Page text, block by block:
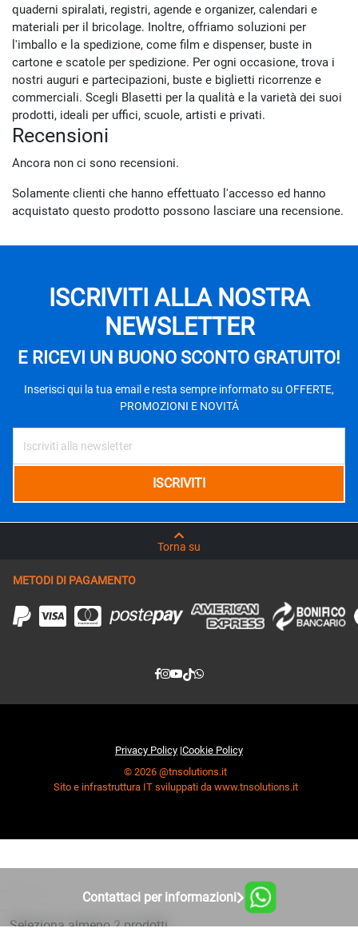
quaderni spiralati, registri, agende e organizer, calendari e
materiali per il bricolage. Inoltre, offriamo soluzioni per
l'imballo e la spedizione, come film e dispenser, buste in
cartone e scatole per spedizione. Per ogni occasione, trova i
nostri auguri e partecipazioni, buste e biglietti ricorrenze e
commerciali. Scegli Blasetti per la qualità e la varietà dei suoi
prodotti, ideali per uffici, scuole, artisti e privati.
Recensioni
Ancora non ci sono recensioni.
Solamente clienti che hanno effettuato l'accesso ed hanno
acquistato questo prodotto possono lasciare una recensione.
ISCRIVITI ALLA NOSTRA
NEWSLETTER
E RICEVI UN BUONO SCONTO GRATUITO!
Inserisci qui la tua email e resta sempre informato su OFFERTE,
PROMOZIONI E NOVITÁ
Torna su
METODI DI PAGAMENTO
Privacy Policy |Cookie Policy
© 2026 @tnsolutions.it
Sito e infrastruttura IT sviluppati da www.tnsolutions.it
Contattaci per informazioni
Seleziona almeno 2 prodotti